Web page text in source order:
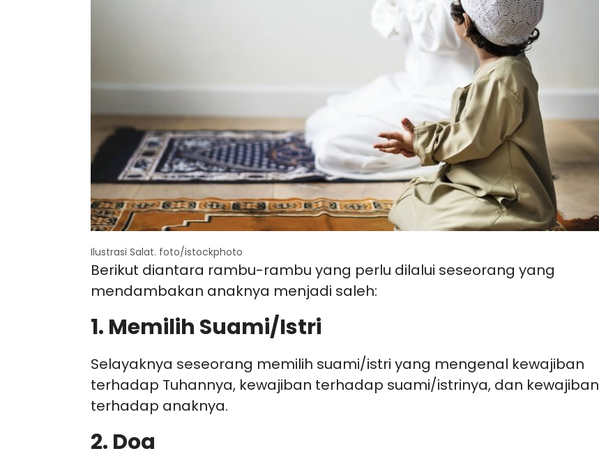
Ilustrasi Salat. foto/istockphoto
Berikut diantara rambu-rambu yang perlu dilalui seseorang yang
mendambakan anaknya menjadi saleh:
1. Memilih Suami/Istri
Selayaknya seseorang memilih suami/istri yang mengenal kewajiban
terhadap Tuhannya, kewajiban terhadap suami/istrinya, dan kewajiban
terhadap anaknya.
2. Doa